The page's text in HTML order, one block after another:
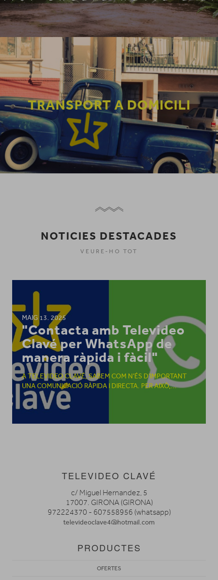
TRANSPORT A DOMICILI
NOTICIES DESTACADES
VEURE-HO TOT
MAIG 13. 2025
"Contacta amb Televideo
Clavé per WhatsApp de
manera ràpida i fàcil"
A TELEVIDEO CLAVÉ, SABEM COM N’ÉS D’IMPORTANT
UNA COMUNICACIÓ RÀPIDA I DIRECTA. PER AIXÒ,...
TELEVIDEO CLAVÉ
c/ Miguel Hernandez, 5
17007. GIRONA (GIRONA)
972224370 - 607558956 (whatsapp)
televideoclave4@hotmail.com
PRODUCTES
OFERTES